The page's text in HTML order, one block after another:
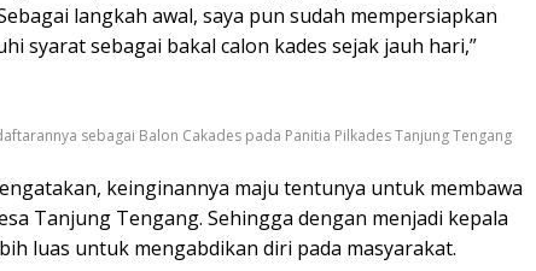
langkah awal, saya pun sudah mempersiapkan
syarat sebagai bakal calon kades sejak jauh hari,”
sebagai Balon Cakades pada Panitia Pilkades Tanjung Tengang
keinginannya maju tentunya untuk membawa
Tanjung Tengang. Sehingga dengan menjadi kepala
luas untuk mengabdikan diri pada masyarakat.